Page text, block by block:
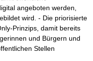
angeboten werden,
wird. - Die priorisierte
Prinzips, damit bereits
und Bürgern und
Stellen